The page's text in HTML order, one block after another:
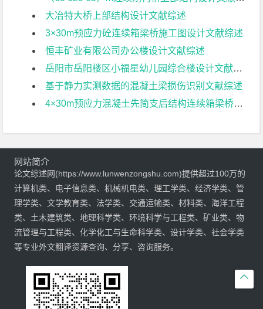
大冶特大桥上部结构设计文献综述
3×30m预应力砼连续箱梁桥施工图设计文献综述
恒丰矿业有限公司办公楼设计文献综述
岳阳市岳阳楼区小福星幼儿园综合楼设计文献综述
基于静力实测数据的混凝土梁损伤识别文献综述
4×30m预应力混凝土先简支后结构连续箱梁桥部分结构设计文献综述

网站简介
论文综述网(https://www.lunwenzongshu.com)提供超过100万的
计算机类、电子信息类、机械机电类、理工学类、经济学类、管
理学类、文学教育类、法学类、交通运输类、材料类、海洋工程
类、土木建筑类、地理科学类、环境科学与工程类、矿业类、物
流管理与工程类、化学化工与生命科学类、设计学类、社会学类
等专业外文翻译资源查询、分享、咨询服务。